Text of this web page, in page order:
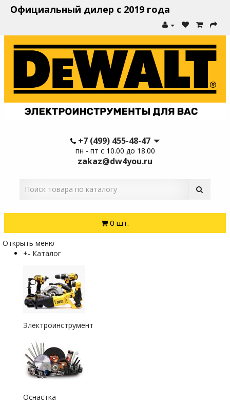
Официальный дилер с 2019 года
+7 (499) 455-48-47
пн - пт с 10.00 до 18.00
zakaz@dw4you.ru
0 шт.
Открыть меню
+- Каталог
Электроинструмент
Оснастка